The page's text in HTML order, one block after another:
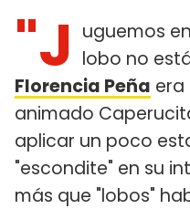
"J uguemos
lobo no
Florencia Peña era
animado
aplicar un poco
"escondite" en su
más que "lobos"